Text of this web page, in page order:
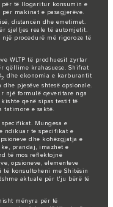
për të llogaritur konsumin e
për makinat e pasagjerëve.
distancën dhe emetimet.
sjelljes reale të automjetit.
një procedurë më rigoroze të
WLTP të prodhuesit zyrtar
qëllime krahasuese. Shifrat
2 dhe ekonomia e karburantit
pjesëve shtesë opsionale.
një formulë qeveritare nga
qenë sipas testit të
tatimore e saktë.
Mungesa e
ndikuar te specifikat e
dhe kohëzgjatja e
prandaj, imazhet e
të mos reflektojnë
opsioneve, elementeve
të konsultoheni me Shitësin
aktuale për t'ju bërë të
mënyra për të